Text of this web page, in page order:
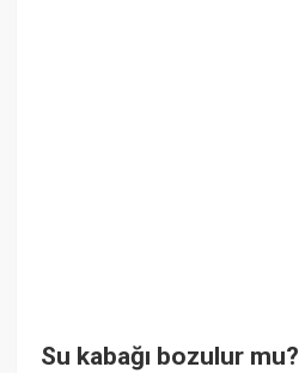
Su kabağı bozulur mu?